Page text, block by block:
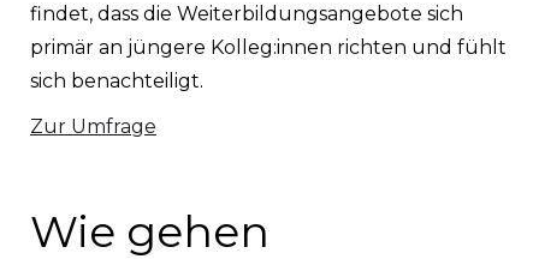
findet, dass die Weiterbildungsangebote sich
primär an jüngere Kolleg:innen richten und fühlt
sich benachteiligt.
Zur Umfrage
Wie gehen